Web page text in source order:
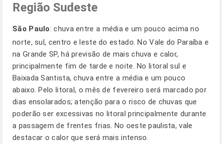
Região Sudeste
São Paulo: chuva entre a média e um pouco acima no
norte, sul, centro e leste do estado. No Vale do Paraíba e
na Grande SP, há previsão de mais chuva e calor,
principalmente fim de tarde e noite. No litoral sul e
Baixada Santista, chuva entre a média e um pouco
abaixo. Pelo litoral, o mês de fevereiro será marcado por
dias ensolarados; atenção para o risco de chuvas que
poderão ser excessivas no litoral principalmente durante
a passagem de frentes frias. No oeste paulista, vale
destacar o calor que será mais intenso.